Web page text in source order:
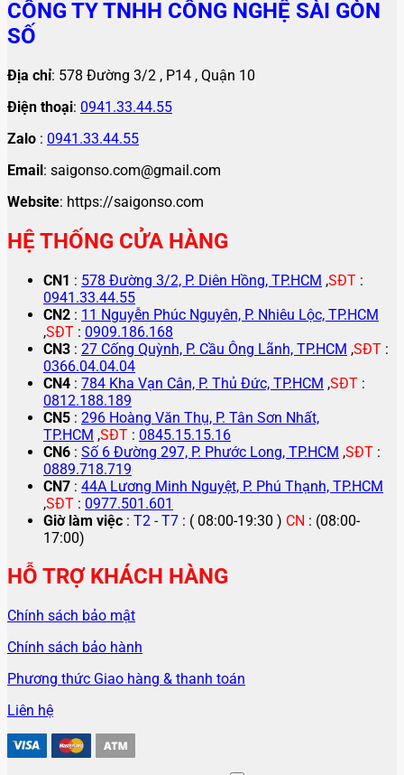
CÔNG TY TNHH CÔNG NGHỆ SÀI GÒN
SỐ
Địa chỉ: 578 Đường 3/2 , P14 , Quận 10
Điện thoại: 0941.33.44.55
Zalo : 0941.33.44.55
Email: saigonso.com@gmail.com
Website: https://saigonso.com
HỆ THỐNG CỬA HÀNG
CN1 : 578 Đường 3/2, P. Diên Hồng, TP.HCM ,SĐT :
0941.33.44.55
CN2 : 11 Nguyễn Phúc Nguyên, P. Nhiêu Lộc, TP.HCM
,SĐT : 0909.186.168
CN3 : 27 Cống Quỳnh, P. Cầu Ông Lãnh, TP.HCM ,SĐT :
0366.04.04.04
CN4 : 784 Kha Vạn Cân, P. Thủ Đức, TP.HCM ,SĐT :
0812.188.189
CN5 : 296 Hoàng Văn Thụ, P. Tân Sơn Nhất,
TP.HCM ,SĐT : 0845.15.15.16
CN6 : Số 6 Đường 297, P. Phước Long, TP.HCM ,SĐT :
0889.718.719
CN7 : 44A Lương Minh Nguyệt, P. Phú Thạnh, TP.HCM
,SĐT : 0977.501.601
Giờ làm việc : T2 - T7 : ( 08:00-19:30 ) CN : (08:00-
17:00)
HỖ TRỢ KHÁCH HÀNG
Chính sách bảo mật
Chính sách bảo hành
Phương thức Giao hàng & thanh toán
Liên hệ